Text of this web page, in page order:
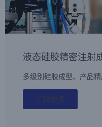
液态硅胶精密注射
多级别硅胶成型、产品
了解更多